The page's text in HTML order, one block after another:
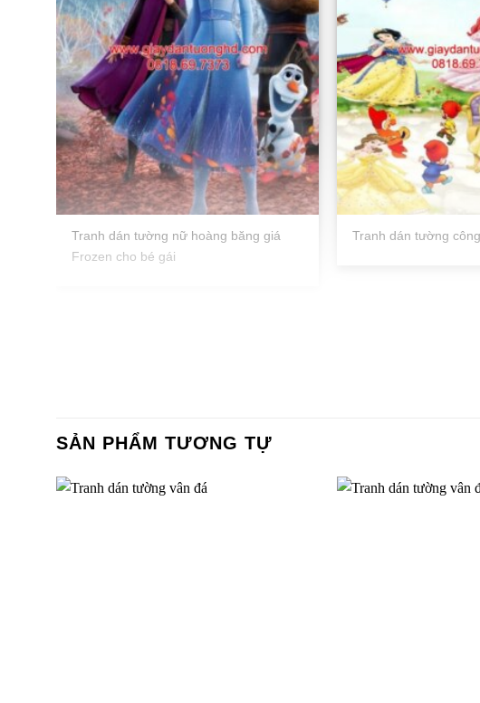
Tranh dán tường nữ hoàng băng giá
Frozen cho bé gái
Tranh dán tường
SẢN PHẨM TƯƠNG TỰ